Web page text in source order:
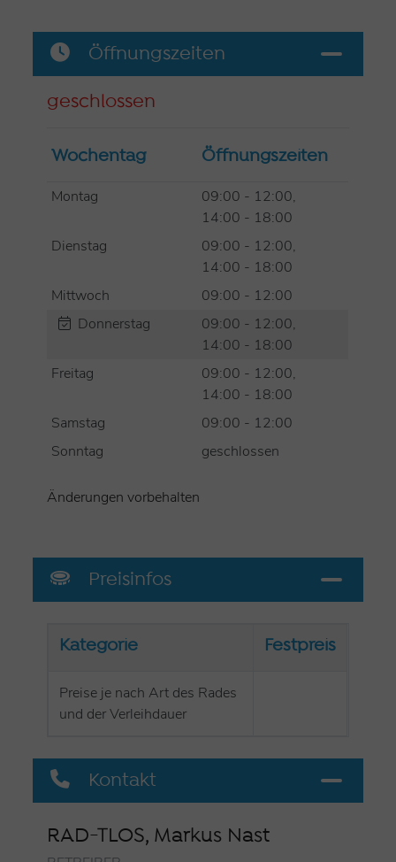
Weitere Informationen, sowie Öffnungszeiten und
Preise finden Sie unterwww.fahrradladen-
gauting.de.
Öffnungszeiten
geschlossen
Wochentag Öffnungszeiten
Montag
09:00 - 12:00,
14:00 - 18:00
Dienstag
09:00 - 12:00,
14:00 - 18:00
Mittwoch
09:00 - 12:00
Donnerstag
09:00 - 12:00,
14:00 - 18:00
Freitag
09:00 - 12:00,
14:00 - 18:00
Samstag
09:00 - 12:00
Sonntag
geschlossen
Änderungen vorbehalten
Preisinfos
Kategorie Festpreis
Preise je nach Art des Rades
und der Verleihdauer
Kontakt
RAD-TLOS, Markus Nast